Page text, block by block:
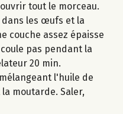
tout le morceau.
dans les œufs et la
couche assez épaisse
pas pendant la
20 min.
l'huile de
moutarde. Saler,